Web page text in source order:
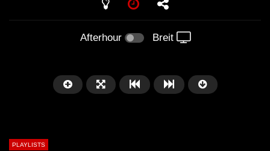
Afterhour Breit
PLAYLISTS